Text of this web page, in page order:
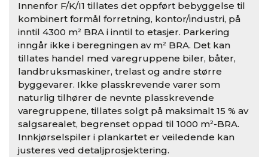
Innenfor F/K/I1 tillates det oppført bebyggelse til
kombinert formål forretning, kontor/industri, på
inntil 4300 m² BRA i inntil to etasjer. Parkering
inngår ikke i beregningen av m² BRA. Det kan
tillates handel med varegruppene biler, båter,
landbruksmaskiner, trelast og andre større
byggevarer. Ikke plasskrevende varer som
naturlig tilhører de nevnte plasskrevende
varegruppene, tillates solgt på maksimalt 15 % av
salgsarealet, begrenset oppad til 1000 m²-BRA.
Innkjørselspiler i plankartet er veiledende kan
justeres ved detaljprosjektering.